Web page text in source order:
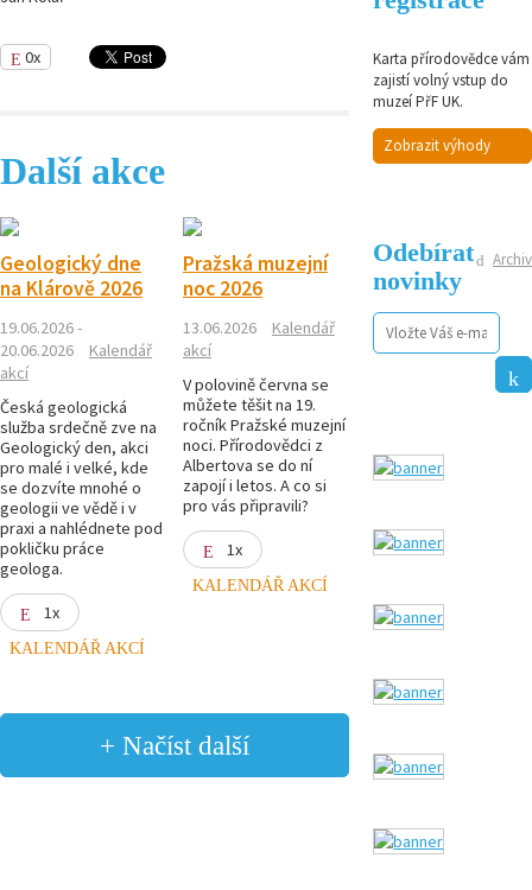
0x
Další akce
Geologický dne
na Klárově 2026
19.06.2026 -
20.06.2026
Kalendář
akcí
Česká geologická
služba srdečně zve na
Geologický den, akci
pro malé i velké, kde
se dozvíte mnohé o
geologii ve vědě i v
praxi a nahlédnete pod
pokličku práce
geologa.
1x
KALENDÁŘ AKCÍ
Pražská muzejní
noc 2026
13.06.2026
Kalendář
akcí
V polovině června se
můžete těšit na 19.
ročník Pražské muzejní
noci. Přírodovědci z
Albertova se do ní
zapojí i letos. A co si
pro vás připravili?
1x
KALENDÁŘ AKCÍ
+ Načíst další
Karta přírodovědce vám
zajistí volný vstup do
muzeí PřF UK.
Zobrazit výhody
Archiv
Odebírat
novinky